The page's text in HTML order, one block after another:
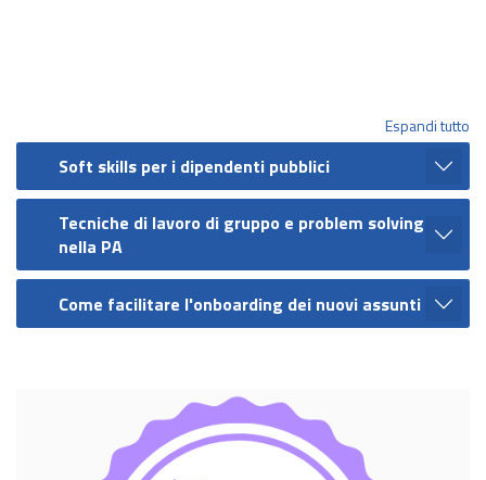
Espandi tutto
Soft skills per i dipendenti pubblici
Tecniche di lavoro di gruppo e problem solving
nella PA
Come facilitare l'onboarding dei nuovi assunti